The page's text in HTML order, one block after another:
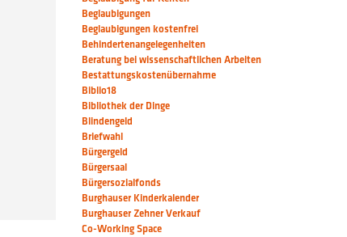
Beglaubigungen
Beglaubigungen kostenfrei
Behindertenangelegenheiten
Beratung bei wissenschaftlichen Arbeiten
Bestattungskostenübernahme
Biblio18
Bibliothek der Dinge
Blindengeld
Briefwahl
Bürgergeld
Bürgersaal
Bürgersozialfonds
Burghauser Kinderkalender
Burghauser Zehner Verkauf
Co-Working Space